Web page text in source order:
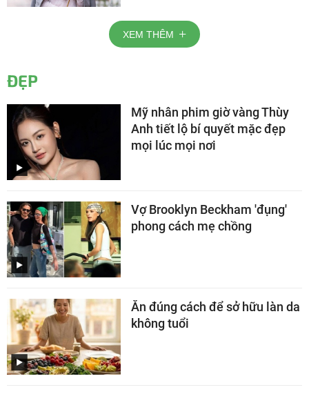
XEM THÊM
ĐẸP
Mỹ nhân phim giờ vàng Thùy
Anh tiết lộ bí quyết mặc đẹp
mọi lúc mọi nơi
Vợ Brooklyn Beckham 'đụng'
phong cách mẹ chồng
Ăn đúng cách để sở hữu làn da
không tuổi